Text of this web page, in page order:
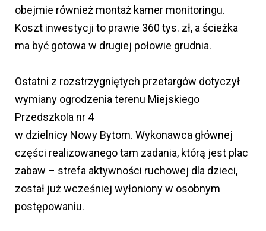
obejmie również montaż kamer monitoringu.
Koszt inwestycji to prawie 360 tys. zł, a ścieżka
ma być gotowa w drugiej połowie grudnia.
Ostatni z rozstrzygniętych przetargów dotyczył
wymiany ogrodzenia terenu Miejskiego
Przedszkola nr 4
w dzielnicy Nowy Bytom. Wykonawca głównej
części realizowanego tam zadania, którą jest plac
zabaw – strefa aktywności ruchowej dla dzieci,
został już wcześniej wyłoniony w osobnym
postępowaniu.